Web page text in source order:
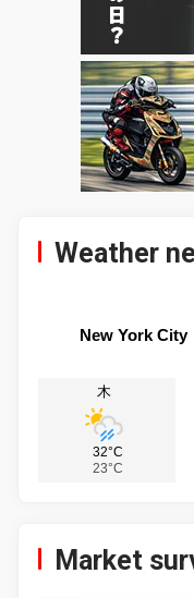
Weather
New York City
木
32°C
23°C
Market